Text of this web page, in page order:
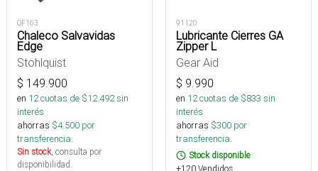
QF163
Chaleco Salvavidas
Edge
Stohlquist
$ 149.900
en 12cuotas de $12.492sin
interés
ahorras $4.500 por
transferencia.
Sin stock, consulta por
disponibilidad.
91120
Lubricante Cierres GA
Zipper L
Gear Aid
$ 9.990
en 12cuotas de $833 sin
interés
ahorras $300 por
transferencia.
Stock disponible
+120 Vendidos